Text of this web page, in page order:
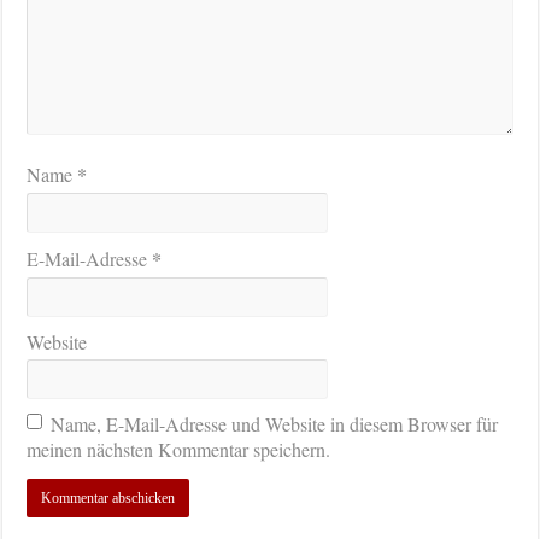
Name *
E-Mail-Adresse *
Website
Name, E-Mail-Adresse und Website in diesem Browser für
meinen nächsten Kommentar speichern.